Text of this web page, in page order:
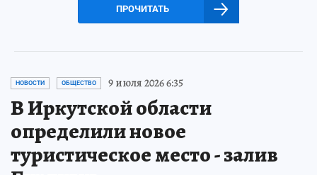
ПРОЧИТАТЬ
НОВОСТИ ОБЩЕСТВО 9 июля 2026 6:35
В Иркутской области
определили новое
туристическое место - залив